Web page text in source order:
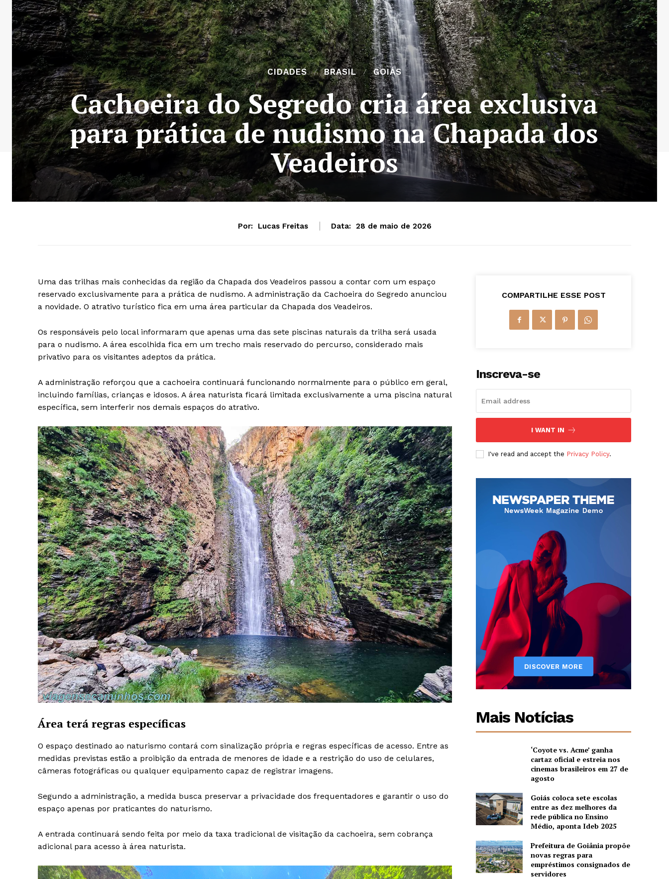
CIDADES BRASIL GOIÁS
Cachoeira do Segredo cria área exclusiva
para prática de nudismo na Chapada dos
Veadeiros
Por: Lucas Freitas Data: 28 de maio de 2026
Uma das trilhas mais conhecidas da região da Chapada dos Veadeiros passou a contar com um espaço
reservado exclusivamente para a prática de nudismo. A administração da Cachoeira do Segredo anunciou
a novidade. O atrativo turístico fica em uma área particular da Chapada dos Veadeiros.
Os responsáveis pelo local informaram que apenas uma das sete piscinas naturais da trilha será usada
para o nudismo. A área escolhida fica em um trecho mais reservado do percurso, considerado mais
privativo para os visitantes adeptos da prática.
A administração reforçou que a cachoeira continuará funcionando normalmente para o público em geral,
incluindo famílias, crianças e idosos. A área naturista ficará limitada exclusivamente a uma piscina natural
específica, sem interferir nos demais espaços do atrativo.
Área terá regras específicas
O espaço destinado ao naturismo contará com sinalização própria e regras específicas de acesso. Entre as
medidas previstas estão a proibição da entrada de menores de idade e a restrição do uso de celulares,
câmeras fotográficas ou qualquer equipamento capaz de registrar imagens.
Segundo a administração, a medida busca preservar a privacidade dos frequentadores e garantir o uso do
espaço apenas por praticantes do naturismo.
A entrada continuará sendo feita por meio da taxa tradicional de visitação da cachoeira, sem cobrança
adicional para acesso à área naturista.
COMPARTILHE ESSE POST
Inscreva-se
I WANT IN
I've read and accept the Privacy Policy.
Mais Notícias
‘Coyote vs. Acme’ ganha
cartaz oficial e estreia nos
cinemas brasileiros em 27 de
agosto
Goiás coloca sete escolas
entre as dez melhores da
rede pública no Ensino
Médio, aponta Ideb 2025
Prefeitura de Goiânia propõe
novas regras para
empréstimos consignados de
servidores